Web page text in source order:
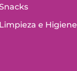
Limpieza e Higiene